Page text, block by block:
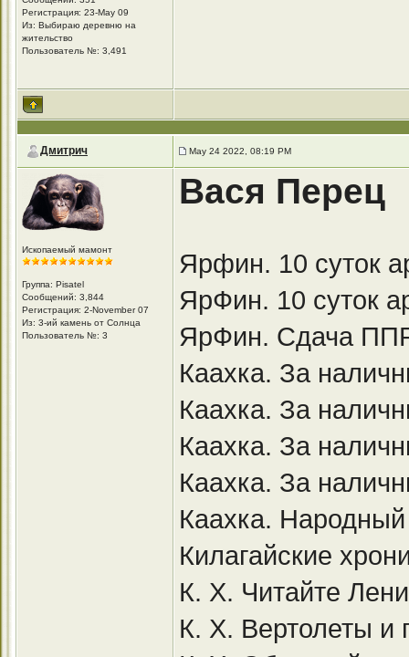
Регистрация: 23-May 09
Из: Выбираю деревню на
жительство
Пользователь №: 3,491
Дмитрич May 24 2022, 08:19 PM
Ископаемый мамонт
Группа: Pisatel
Сообщений: 3,844
Регистрация: 2-November 07
Из: 3-ий камень от Солнца
Пользователь №: 3
Вася Перец
Ярфин. 10 суток
ЯрФин. 10 суток
ЯрФин. Сдача
Каахка. За
Каахка. За
Каахка. За
Каахка. За
Каахка. Народный
Килагайские
К. Х. Читайте
К. Х. Вертолеты и